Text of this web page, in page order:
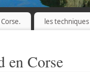
les
en Corse